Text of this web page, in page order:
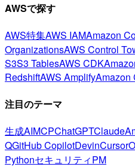
AWSで探す
AWS特集AWS IAMAmazon
OrganizationsAWS Control
S3S3 TablesAWS CDK
RedshiftAWS AmplifyAmazon
注目のテーマ
生成AIMCPChatGPTClaude
QGitHub CopilotDevinCursor
PythonセキュリティPM